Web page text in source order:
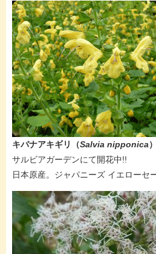
キバナアキギリ（Salvia nipponica）​
サルビアガーデンにて開花中!!
日本原産。ジャパニーズ イエローセ